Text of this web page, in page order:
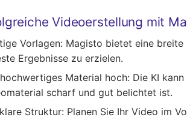
Videoerstellung mit
Vorlagen: Magisto bietet eine breite
Ergebnisse zu erzielen.
Material hoch: Die KI
scharf und gut belichtet ist.
Struktur: Planen Sie Ihr Video im